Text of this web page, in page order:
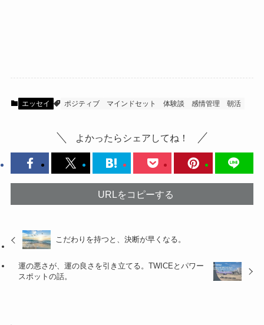
エッセイ ポジティブ マインドセット 体験談 感情管理 朝活
よかったらシェアしてね！
URLをコピーする
こだわりを持つと、決断が早くなる。
運の悪さが、運の良さを引き立てる。TWICEとパワー
スポットの話。